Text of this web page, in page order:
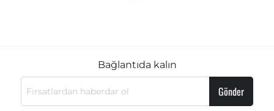
Bağlantıda kalın
Gönder